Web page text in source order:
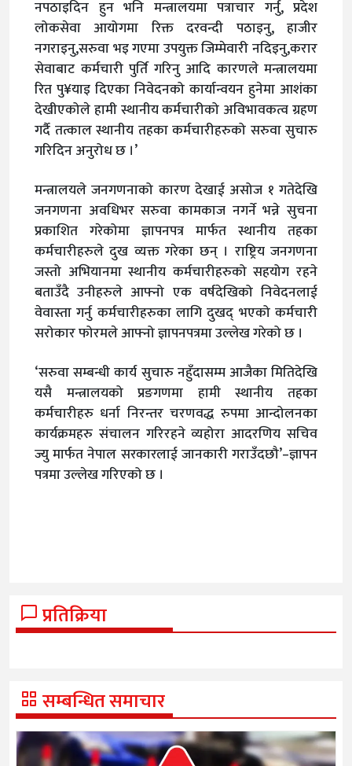
नपठाइदिन हुन भनि मन्त्रालयमा पत्राचार गर्नु, प्रदेश
लोकसेवा आयोगमा रिक्त दरवन्दी पठाइनु, हाजीर
नगराइनु,सरुवा भइ गएमा उपयुक्त जिम्मेवारी नदिइनु,करार
सेवाबाट कर्मचारी पुर्ति गरिनु आदि कारणले मन्त्रालयमा
रित पु¥याइ दिएका निवेदनको कार्यान्वयन हुनेमा आशंका
देखीएकोले हामी स्थानीय कर्मचारीको अविभावकत्व ग्रहण
गर्दै तत्काल स्थानीय तहका कर्मचारीहरुको सरुवा सुचारु
गरिदिन अनुरोध छ ।’
मन्त्रालयले जनगणनाको कारण देखाई असोज १ गतेदेखि
जनगणना अवधिभर सरुवा कामकाज नगर्ने भन्ने सुचना
प्रकाशित गरेकोमा ज्ञापनपत्र मार्फत स्थानीय तहका
कर्मचारीहरुले दुख व्यक्त गरेका छन् । राष्ट्रिय जनगणना
जस्तो अभियानमा स्थानीय कर्मचारीहरुको सहयोग रहने
बताउँदै उनीहरुले आफ्नो एक वर्षदेखिको निवेदनलाई
वेवास्ता गर्नु कर्मचारीहरुका लागि दुखद् भएको कर्मचारी
सरोकार फोरमले आफ्नो ज्ञापनपत्रमा उल्लेख गरेको छ ।
‘सरुवा सम्बन्धी कार्य सुचारु नहुँदासम्म आजैका मितिदेखि
यसै मन्त्रालयको प्रङगणमा हामी स्थानीय तहका
कर्मचारीहरु धर्ना निरन्तर चरणवद्ध रुपमा आन्दोलनका
कार्यक्रमहरु संचालन गरिरहने व्यहोरा आदरणिय सचिव
ज्यु मार्फत नेपाल सरकारलाई जानकारी गराउँदछौ’–ज्ञापन
पत्रमा उल्लेख गरिएको छ ।
प्रतिक्रिया
सम्बन्धित समाचार